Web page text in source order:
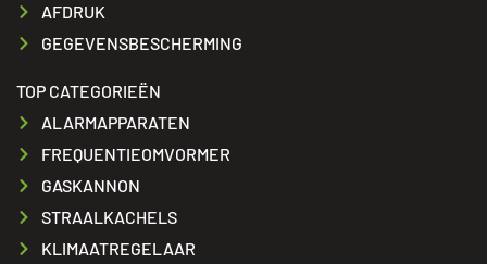
AFDRUK
GEGEVENSBESCHERMING
TOP CATEGORIEËN
ALARMAPPARATEN
FREQUENTIEOMVORMER
GASKANNON
STRAALKACHELS
KLIMAATREGELAAR